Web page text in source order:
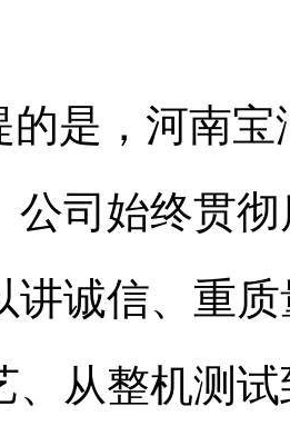
的是，河南
公司始终贯
讲诚信、重
、从整机测